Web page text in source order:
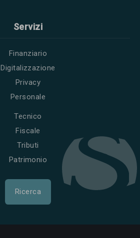
Servizi
Finanziario
Digitalizzazione
Privacy
Personale
Tecnico
Fiscale
Tributi
Patrimonio
Ricerca